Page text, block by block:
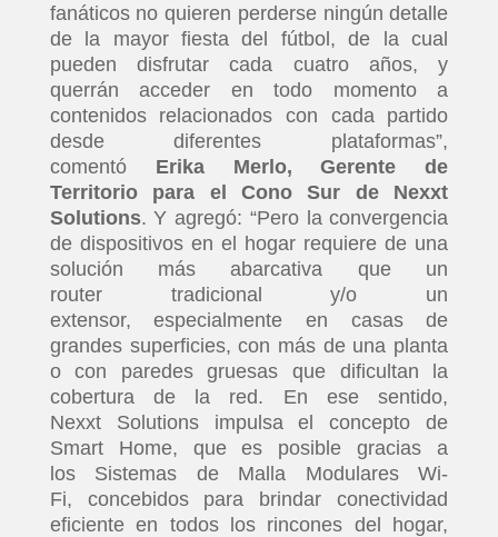
fanáticos no quieren perderse ningún detalle
de la mayor fiesta del fútbol, de la cual
pueden disfrutar cada cuatro años, y
querrán acceder en todo momento a
contenidos relacionados con cada partido
desde diferentes plataformas”,
comentó Erika Merlo, Gerente de
Territorio para el Cono Sur de Nexxt
Solutions. Y agregó: “Pero la convergencia
de dispositivos en el hogar requiere de una
solución más abarcativa que un
router tradicional y/o un
extensor, especialmente en casas de
grandes superficies, con más de una planta
o con paredes gruesas que dificultan la
cobertura de la red. En ese sentido,
Nexxt Solutions impulsa el concepto de
Smart Home, que es posible gracias a
los Sistemas de Malla Modulares Wi-
Fi, concebidos para brindar conectividad
eficiente en todos los rincones del hogar,